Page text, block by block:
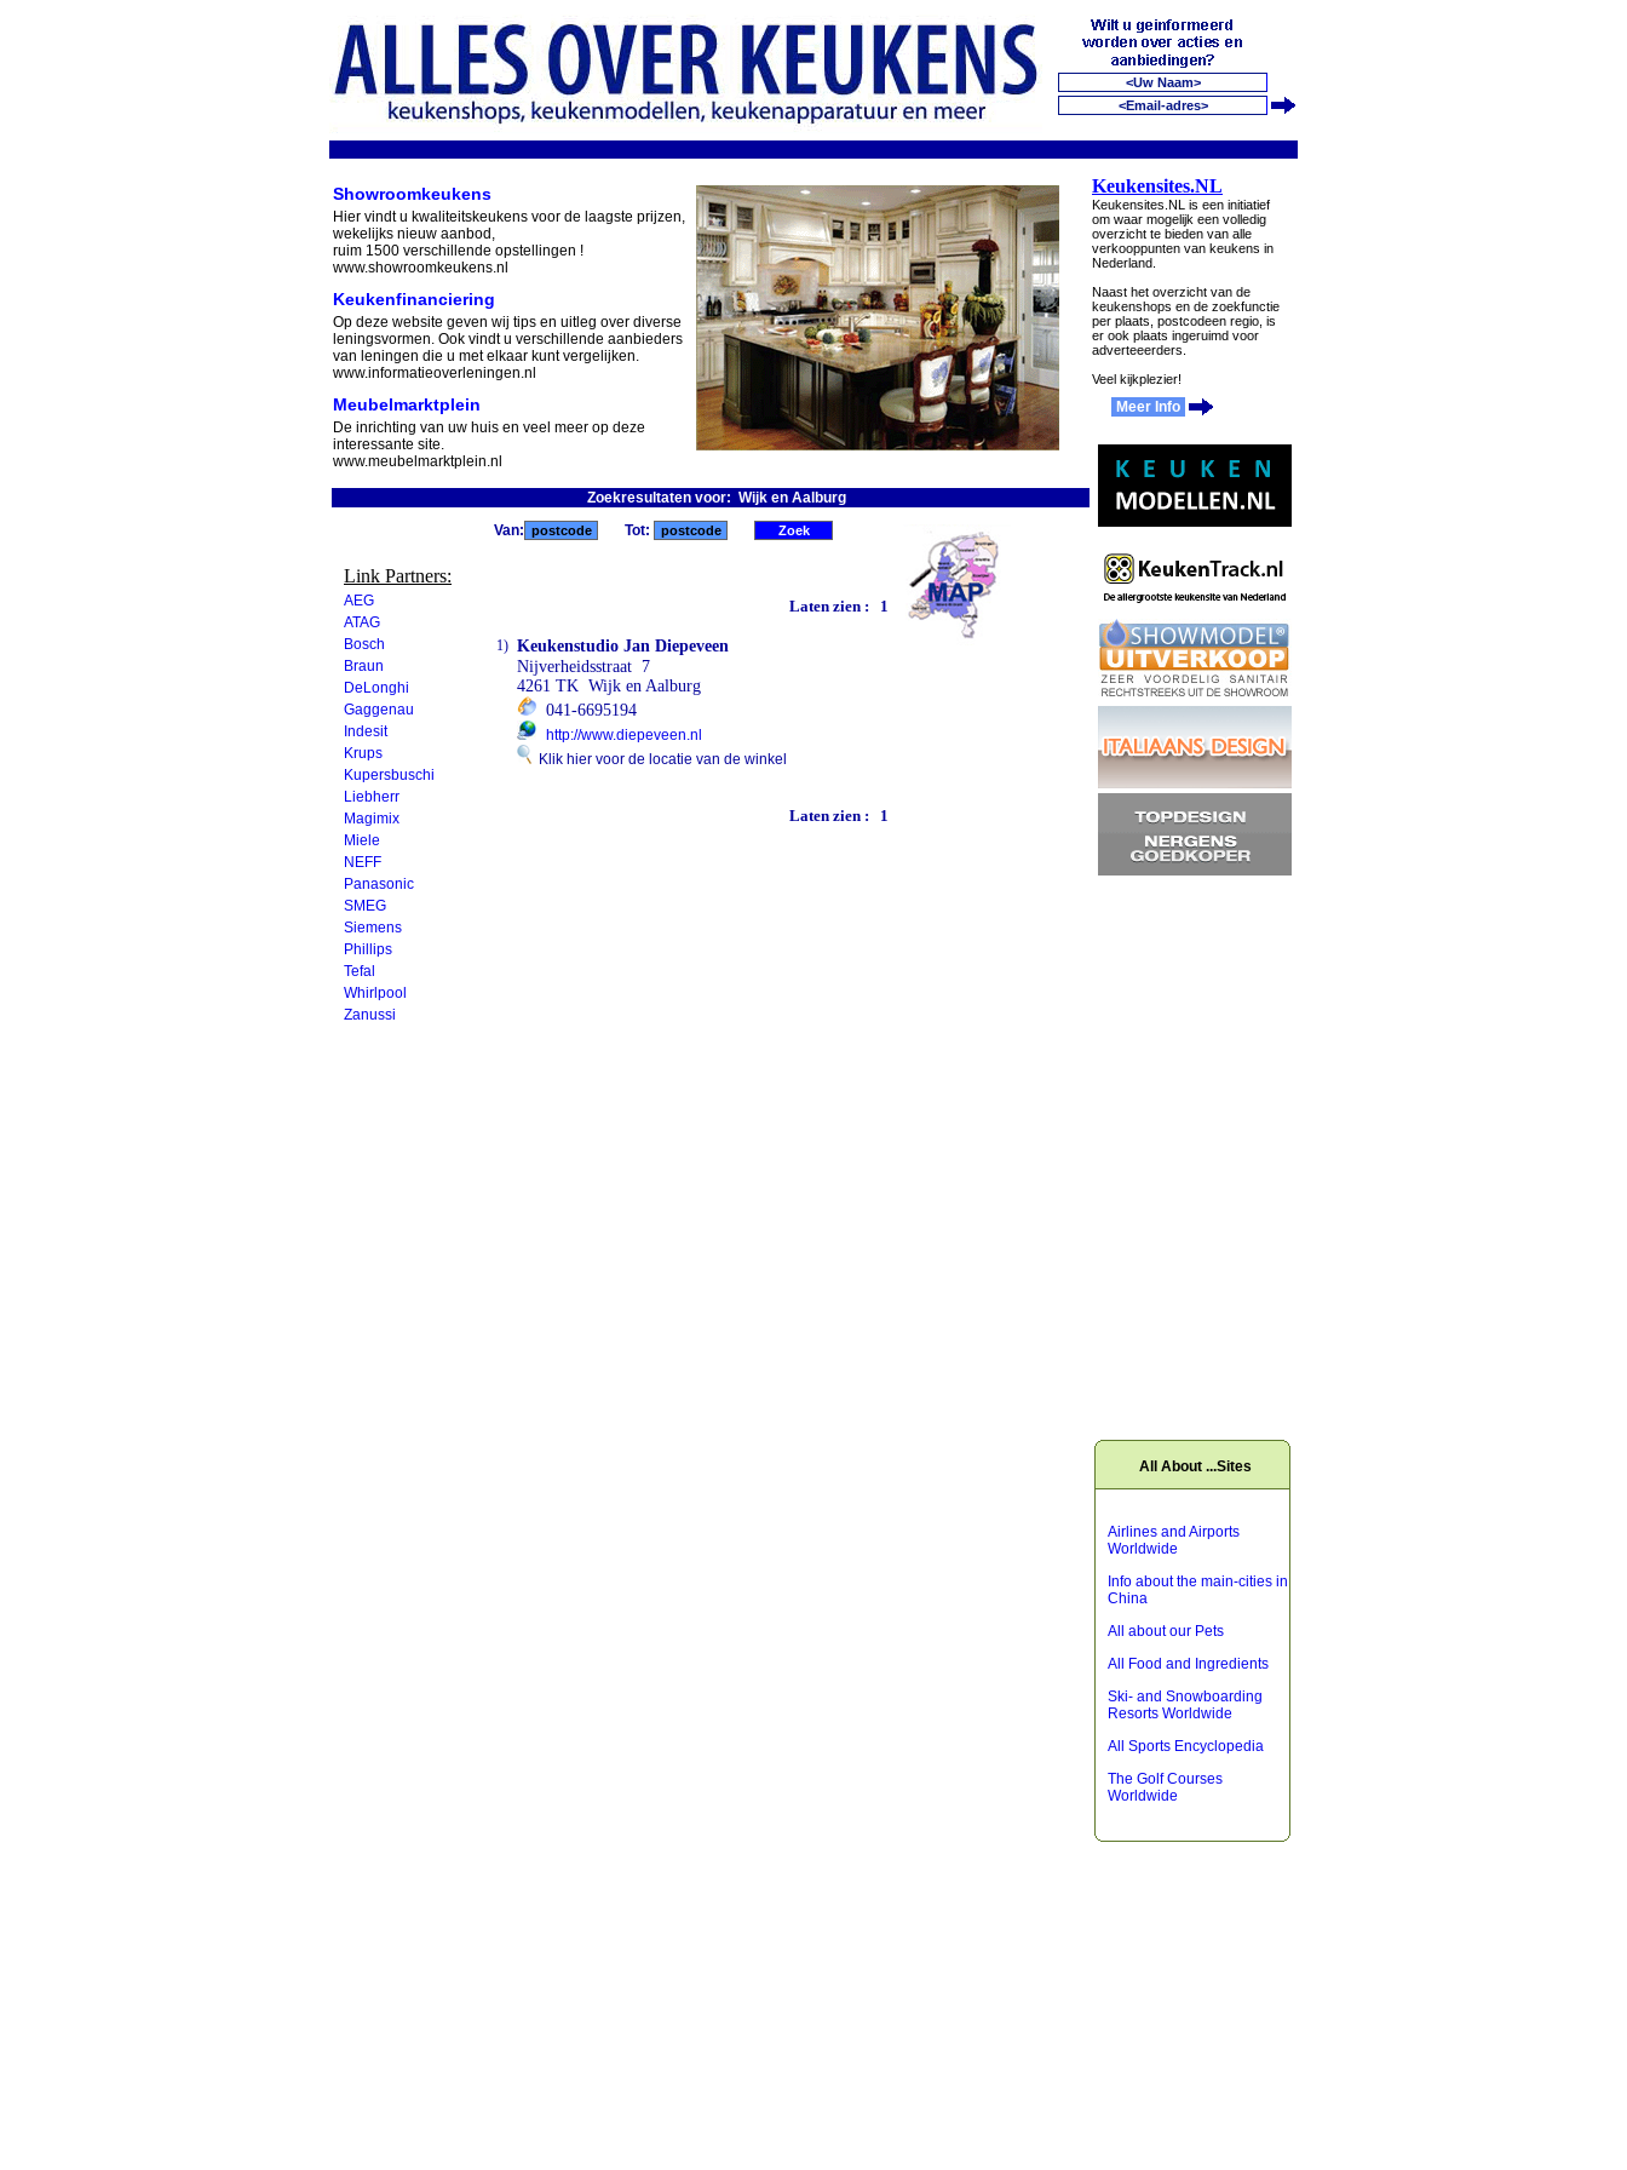
Showroomkeukens
Hier vindt u kwaliteitskeukens voor de laagste prijzen,
wekelijks nieuw aanbod,
ruim 1500 verschillende opstellingen !
www.showroomkeukens.nl
Keukenfinanciering
Op deze website geven wij tips en uitleg over diverse
leningsvormen. Ook vindt u verschillende aanbieders
van leningen die u met elkaar kunt vergelijken.
www.informatieoverleningen.nl
Meubelmarktplein
De inrichting van uw huis en veel meer op deze
interessante site.
www.meubelmarktplein.nl
Zoekresultaten voor: Wijk en Aalburg
Link Partners:
AEG
ATAG
Bosch
Braun
DeLonghi
Gaggenau
Indesit
Krups
Kupersbuschi
Liebherr
Magimix
Miele
NEFF
Panasonic
SMEG
Siemens
Phillips
Tefal
Whirlpool
Zanussi
Van: Tot:
Laten zien : 1
1) Keukenstudio Jan Diepeveen
Nijverheidsstraat 7
4261 TK Wijk en Aalburg
041-6695194
http://www.diepeveen.nl
Klik hier voor de locatie van de winkel
Laten zien : 1
Keukensites.NL
Keukensites.NL is een initiatief
om waar mogelijk een volledig
overzicht te bieden van alle
verkooppunten van keukens in
Nederland.
Naast het overzicht van de
keukenshops en de zoekfunctie
per plaats, postcodeen regio, is
er ook plaats ingeruimd voor
adverteeerders.
Veel kijkplezier!
Meer Info
All About ...Sites
Airlines and Airports
Worldwide
Info about the main-cities in
China
All about our Pets
All Food and Ingredients
Ski- and Snowboarding
Resorts Worldwide
All Sports Encyclopedia
The Golf Courses
Worldwide